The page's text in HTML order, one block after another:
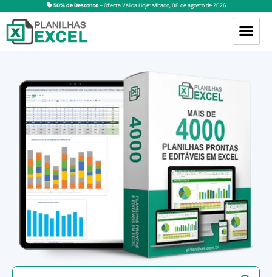
50% de Desconto– Oferta Válida Hoje:sábado,08 deagostode2026